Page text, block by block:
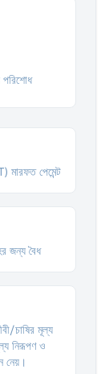
মারফত পেমেন্ট
জন্য বৈধ
চাষির মূল্য
নিরূপণ ও
নেয়।